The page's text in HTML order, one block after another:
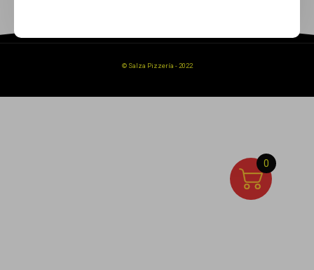
© Salza Pizzería - 2022
0